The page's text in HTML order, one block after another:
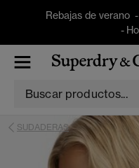
Rebajas de verano
-
SUDADERAS